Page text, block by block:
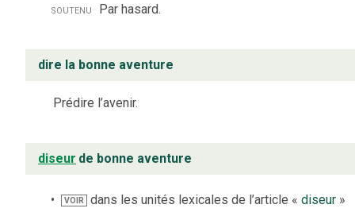
soutenu Par hasard.
dire la bonne aventure
Prédire l’avenir.
diseur de bonne aventure
VOIR dans les unités lexicales de l’article «diseur »